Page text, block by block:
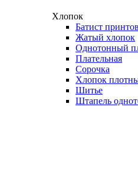
Хлопок
Батист
Жатый хлопок
Однотонный
Плательная
Сорочка
Хлопок
Шитье
Штапель